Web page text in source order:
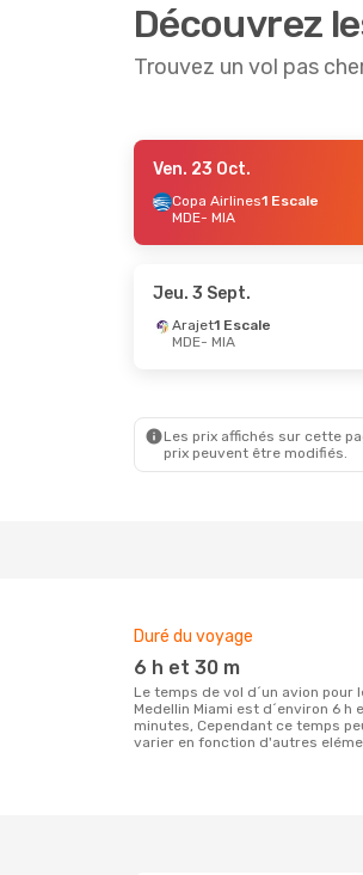
Découvrez
Trouvez un vol pas
- Dim. 18 Oct.
1 Escale
- Lun. 12 Oct.
Ven. 23 Oct.
Copa Airlines1 Escale
MDE- MIA
Jeu. 3 Sept.
Arajet1 Escale
MDE- MIA
Les prix affichés sur cette
prix peuvent être modifiés.
Duré du voyage
6 h et 30 m
Le temps de vol d´un avion pour le trajet
Medellin Miami est d´environ 6 h
minutes, Cependant ce temps
varier en fonction d'autres